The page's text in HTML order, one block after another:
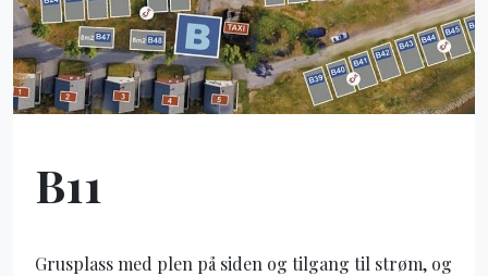
B11
Grusplass med plen på siden og tilgang til strøm, og